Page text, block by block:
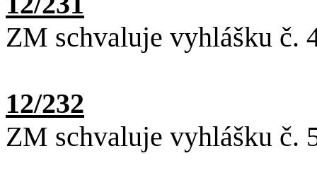
ZM schvaluje vyhlášku č.
12/232
ZM schvaluje vyhlášku č.